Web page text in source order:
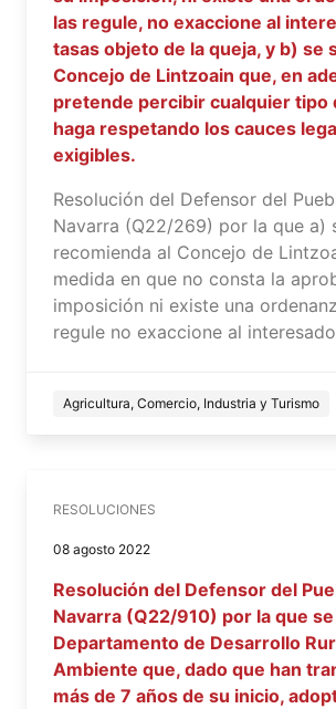
las regule, no exaccione al
tasas objeto de la queja, y b) se
Concejo de Lintzoain que, en
pretende percibir cualquier tipo
haga respetando los cauces
exigibles.
Resolución del Defensor del
Navarra (Q22/269) por la que a)
recomienda al Concejo de
medida en que no consta la
imposición ni existe una
regule no exaccione al
Agricultura, Comercio, Industria y Turismo
RESOLUCIONES
08 agosto 2022
Resolución del Defensor del
Navarra (Q22/910) por la que
Departamento de Desarrollo
Ambiente que, dado que han
más de 7 años de su inicio,